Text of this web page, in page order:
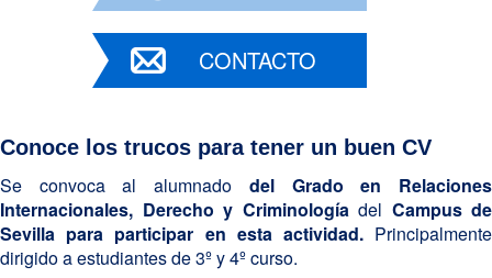
CONTACTO
Conoce los trucos para tener un buen CV
Se convoca al alumnado del Grado en Relaciones
Internacionales, Derecho y Criminología del Campus de
Sevilla para participar en esta actividad. Principalmente
dirigido a estudiantes de 3º y 4º curso.